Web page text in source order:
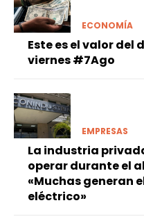
ECONOMÍA
Este es el valor del
viernes #7Ago
EMPRESAS
La industria
operar durante el
«Muchas generan
eléctrico»